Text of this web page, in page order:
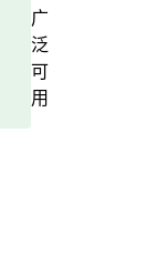
广
泛
可
用